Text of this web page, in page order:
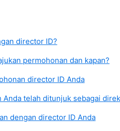
director ID?
permohonan dan kapan?
director ID Anda
Anda telah ditunjuk sebagai
dengan director ID Anda